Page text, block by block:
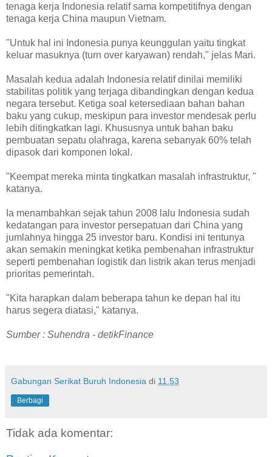
tenaga kerja Indonesia relatif sama kompetitifnya dengan
tenaga kerja China maupun Vietnam.
"Untuk hal ini Indonesia punya keunggulan yaitu tingkat
keluar masuknya (turn over karyawan) rendah," jelas Mari.
Masalah kedua adalah Indonesia relatif dinilai memiliki
stabilitas politik yang terjaga dibandingkan dengan kedua
negara tersebut. Ketiga soal ketersediaan bahan bahan
baku yang cukup, meskipun para investor mendesak perlu
lebih ditingkatkan lagi. Khususnya untuk bahan baku
pembuatan sepatu olahraga, karena sebanyak 60% telah
dipasok dari komponen lokal.
"Keempat mereka minta tingkatkan masalah infrastruktur, "
katanya.
Ia menambahkan sejak tahun 2008 lalu Indonesia sudah
kedatangan para investor persepatuan dari China yang
jumlahnya hingga 25 investor baru. Kondisi ini tentunya
akan semakin meningkat ketika pembenahan infrastruktur
seperti pembenahan logistik dan listrik akan terus menjadi
prioritas pemerintah.
"Kita harapkan dalam beberapa tahun ke depan hal itu
harus segera diatasi," katanya.
Sumber : Suhendra - detikFinance
Gabungan Serikat Buruh Indonesia di 11.53
Berbagi
Tidak ada komentar: